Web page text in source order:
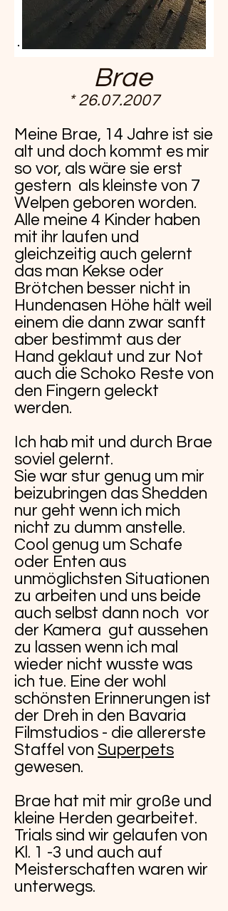
Brae
*26.07.2007
Meine Brae, 14 Jahre ist sie
alt und doch kommt es mir
so vor, als wäre sie erst
gestern als kleinste von 7
Welpen geboren worden.
Alle meine 4 Kinder haben
mit ihr laufen und
gleichzeitig auch gelernt
das man Kekse oder
Brötchen besser nicht in
Hundenasen Höhe hält weil
einem die dann zwar sanft
aber bestimmt aus der
Hand geklaut und zur Not
auch die Schoko Reste von
den Fingern geleckt
werden.
Ich hab mit und durch Brae
soviel gelernt.
Sie war stur genug um mir
beizubringen das Shedden
nur geht wenn ich mich
nicht zu dumm anstelle.
Cool genug um Schafe
oder Enten aus
unmöglichsten Situationen
zu arbeiten und uns beide
auch selbst dann noch vor
der Kamera gut aussehen
zu lassen wenn ich mal
wieder nicht wusste was
ich tue. Eine der wohl
schönsten Erinnerungen ist
der Dreh in den Bavaria
Filmstudios - die allererste
Staffel von Superpets
gewesen.
Brae hat mit mir große und
kleine Herden gearbeitet.
Trials sind wir gelaufen von
Kl. 1 -3 und auch auf
Meisterschaften waren wir
unterwegs.